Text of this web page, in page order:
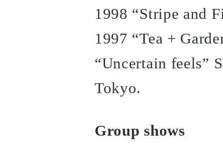
1998 “Stripe and
1997 “Tea +
“Uncertain feels”
Tokyo.
Group shows